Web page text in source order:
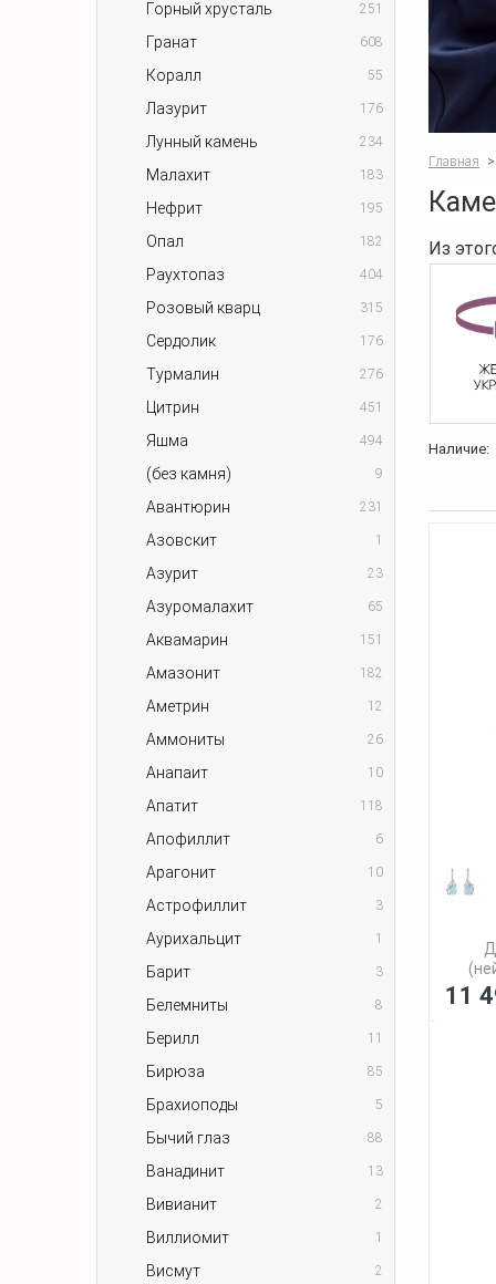
Горный хрусталь 251
Гранат 608
Коралл 55
Лазурит 176
Лунный камень 234
Малахит 183
Нефрит 195
Опал 182
Раухтопаз 404
Розовый кварц 315
Сердолик 176
Турмалин 276
Цитрин 451
Яшма 494
(без камня) 9
Авантюрин 231
Азовскит 1
Азурит 23
Азуромалахит 65
Аквамарин 151
Амазонит 182
Аметрин 12
Аммониты 26
Анапаит 10
Апатит 118
Апофиллит 6
Арагонит 10
Астрофиллит 3
Аурихальцит 1
Барит 3
Белемниты 8
Берилл 11
Бирюза 85
Брахиоподы 5
Бычий глаз 88
Ванадинит 13
Вивианит 2
Виллиомит 1
Висмут 2
Главная >
Из
Наличие:
11